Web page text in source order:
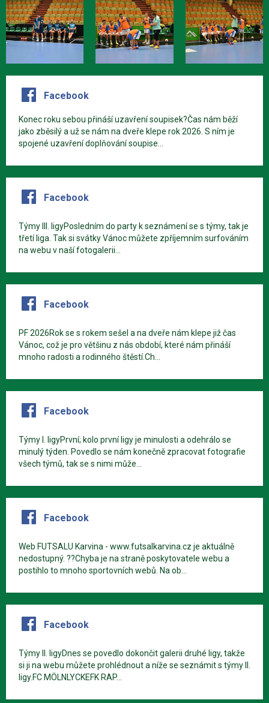
Facebook
Konec roku sebou přináší uzavření soupisek?Čas nám běží
jako zběsilý a už se nám na dveře klepe rok 2026. S ním je
spojené uzavření doplňování soupise...
Facebook
Týmy III. ligyPosledním do party k seznámení se s týmy, tak je
třetí liga. Tak si svátky Vánoc můžete zpříjemním surfováním
na webu v naší fotogalerii...
Facebook
PF 2026Rok se s rokem sešel a na dveře nám klepe již čas
Vánoc, což je pro většinu z nás období, které nám přináší
mnoho radosti a rodinného štěstí.Ch...
Facebook
Týmy I. ligyPrvní; kolo první ligy je minulosti a odehrálo se
minulý týden. Povedlo se nám konečně zpracovat fotografie
všech týmů, tak se s nimi může...
Facebook
Web FUTSALU Karvina - www.futsalkarvina.cz je aktuálně
nedostupný. ??Chyba je na straně poskytovatele webu a
postihlo to mnoho sportovních webů. Na ob...
Facebook
Týmy II. ligyDnes se povedlo dokončit galerii druhé ligy, takže
si ji na webu můžete prohlédnout a níže se seznámit s týmy II.
ligy.FC MÖLNLYCKEFK RAP...